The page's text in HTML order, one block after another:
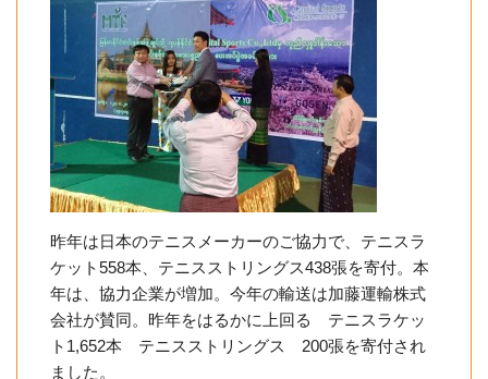
昨年は日本のテニスメーカーのご協力で、テニスラ
ケット558本、テニスストリングス438張を寄付。本
年は、協力企業が増加。今年の輸送は加藤運輸株式
会社が賛同。昨年をはるかに上回る テニスラケッ
ト1,652本 テニスストリングス 200張を寄付され
ました。